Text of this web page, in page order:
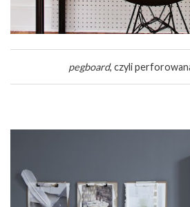
pegboard, czyli